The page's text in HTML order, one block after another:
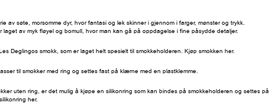
av søte, morsomme dyr, hvor fantasi og lek skinner i gjennom i farger, mønster og trykk.
laget av myk fløyel og bomull, hvor man kan gå på oppdagelse i fine påsydde detaljer.
Deglingos smokk, som er laget helt spesielt til smokkeholderen. Kjøp smokken her.
til smokker med ring og settes fast på klærne med en plastklemme.
uten ring, er det mulig å kjøpe en silikonring som kan bindes på smokkeholderen og settes på
her.